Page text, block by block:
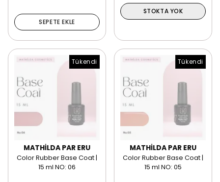
SEPETE EKLE
STOKTA YOK
Tükendi
MATHİLDA PAR ERU
Color Rubber Base Coat |
15 ml NO: 06
Tükendi
MATHİLDA PAR ERU
Color Rubber Base Coat |
15 ml NO: 05